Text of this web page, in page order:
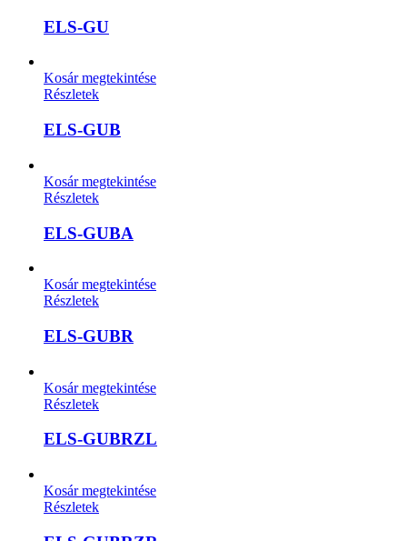
ELS-GU
Kosár megtekintése
Részletek
ELS-GUB
Kosár megtekintése
Részletek
ELS-GUBA
Kosár megtekintése
Részletek
ELS-GUBR
Kosár megtekintése
Részletek
ELS-GUBRZL
Kosár megtekintése
Részletek